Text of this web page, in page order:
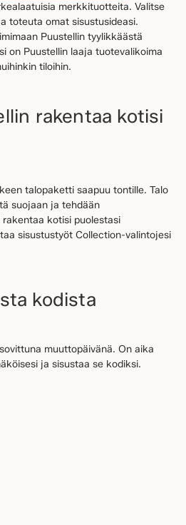
merkkituotteita. Valitse
toteuta omat sisustusideasi.
Puustellin tyylikkäästä
on Puustellin laaja tuotevalikoima
tiloihin.
rakentaa kotisi
talopaketti saapuu tontille. Talo
suojaan ja tehdään
kotisi puolestasi
sisustustyöt Collection-valintojesi
kodista
muuttopäivänä. On aika
ja sisustaa se kodiksi.